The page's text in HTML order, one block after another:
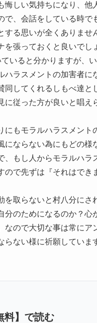
しい気持ちになり、他
で、会話をしている時
する思いが全くありま
張っておくと良いでし
いると分かりますが、
ハラスメントの加害者
同してくれるしもべ達
従った方が良いと唱
もモラルハラスメント
にならない為にもどの
、もし人からモラルハ
ので先ずは『それはで
取らないと村八分にさ
分のためになるのか？
なので大切な事は常に
ない様に祈願していま
料】で読む